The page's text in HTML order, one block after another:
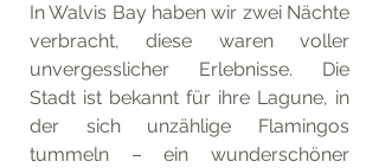
In Walvis Bay haben wir zwei Nächte
verbracht, diese waren voller
unvergesslicher Erlebnisse. Die
Stadt ist bekannt für ihre Lagune, in
der sich unzählige Flamingos
tummeln – ein wunderschöner